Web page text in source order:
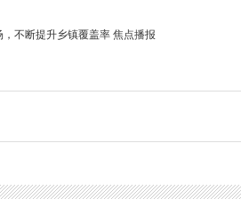
不断提升乡镇覆盖率 焦点播报